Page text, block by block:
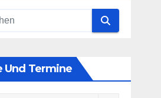
Und Termine